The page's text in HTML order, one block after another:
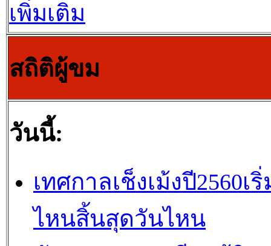
เพิ่มเติม
สถิติผู้ขม
วันนี้:
เทศกาลเช็งเม้งปี2560เ
ไหนสิ้นสุดวันไหน